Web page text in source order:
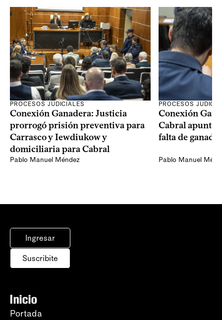
PROCESOS JUDICIALES
Conexión Ganadera: Justicia
prorrogó prisión preventiva para
Carrasco y Iewdiukow y
domiciliaria para Cabral
Pablo Manuel Méndez
PROCESOS
Conexión
Cabral apuntó
falta de ganado
Pablo Manuel
Ingresar
Suscribite
Inicio
Portada